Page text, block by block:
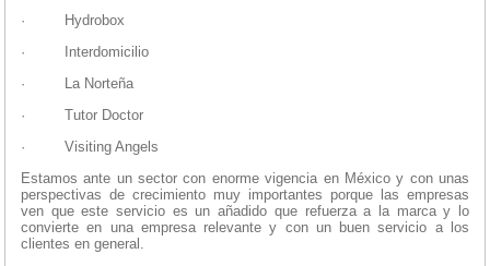
·
Hydrobox
·
Interdomicilio
·
La Norteña
· Tutor Doctor
· Visiting Angels
Estamos ante un sector con enorme vigencia en México y con unas
perspectivas de crecimiento muy importantes porque las empresas
ven que este servicio es un añadido que refuerza a la marca y lo
convierte en una empresa relevante y con un buen servicio a los
clientes en general.